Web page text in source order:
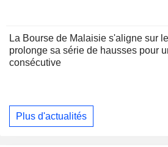
La Bourse de Malaisie s'aligne sur
prolonge sa série de hausses pour
consécutive
Plus d'actualités